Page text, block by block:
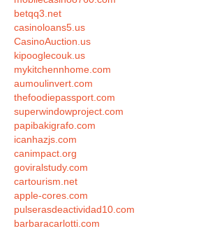
betqq3.net
casinoloans5.us
CasinoAuction.us
kipooglecouk.us
mykitchennhome.com
aumoulinvert.com
thefoodiepassport.com
superwindowproject.com
papibakigrafo.com
icanhazjs.com
canimpact.org
goviralstudy.com
cartourism.net
apple-cores.com
pulserasdeactividad10.com
barbaracarlotti.com